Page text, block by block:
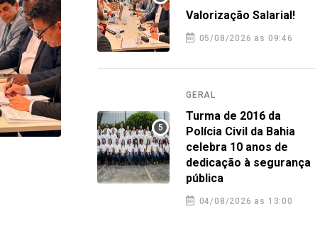
GERAL
Turma de 2016 da Polícia Civil da
Bahia celebra 10 anos de
Valorização Salarial!
05/08/2026 as 09:46
GERAL
Turma de 2016 da
Polícia Civil da Bahia
celebra 10 anos de
dedicação à segurança
pública
04/08/2026 as 13:00